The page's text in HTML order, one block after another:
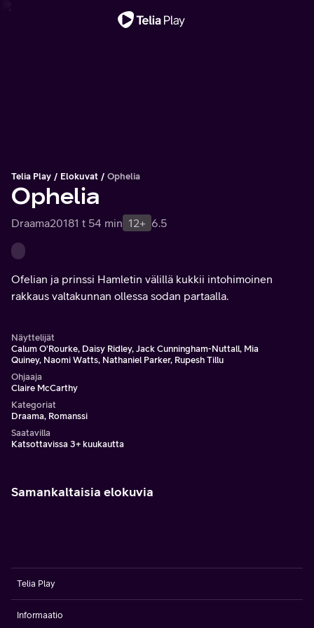
Telia Play Elokuvat Ophelia
Ophelia
Draama20181 t 54 min 12+ 6.5
Ofelian ja prinssi Hamletin välillä kukkii intohimoinen
rakkaus valtakunnan ollessa sodan partaalla.
Näyttelijät
Calum O'Rourke, Daisy Ridley, Jack Cunningham-Nuttall, Mia
Quiney, Naomi Watts, Nathaniel Parker, Rupesh Tillu
Ohjaaja
Claire McCarthy
Kategoriat
Draama, Romanssi
Saatavilla
Katsottavissa 3+ kuukautta
Samankaltaisia elokuvia
Telia Play
Informaatio